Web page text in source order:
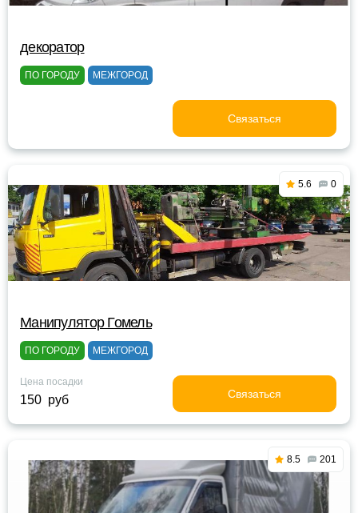
декоратор
ПО ГОРОДУ МЕЖГОРОД
Связаться
5.6 0
Манипулятор Гомель
ПО ГОРОДУ МЕЖГОРОД
Цена посадки
150 руб Связаться
8.5 201